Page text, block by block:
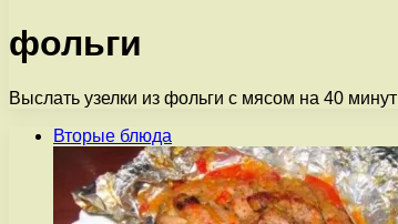
фольги
Выслать узелки из фольги с мясом на 40
Вторые блюда